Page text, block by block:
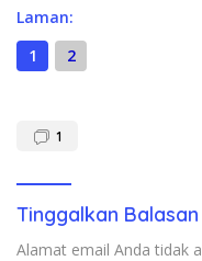
Laman:
1
2
1
Tinggalkan Balasan
Alamat email Anda tidak